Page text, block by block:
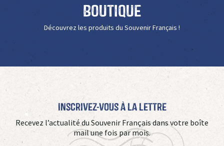
Boutique
Découvrez les produits du Souvenir Français !
Inscrivez-vous à La Lettre
Recevez l’actualité du Souvenir Français dans votre boîte
mail une fois par mois.